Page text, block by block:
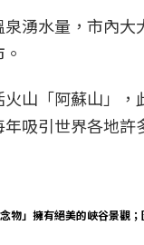
湧水量，市內
山「阿蘇山」
吸引世界各地
物」擁有絕美的峽谷景觀